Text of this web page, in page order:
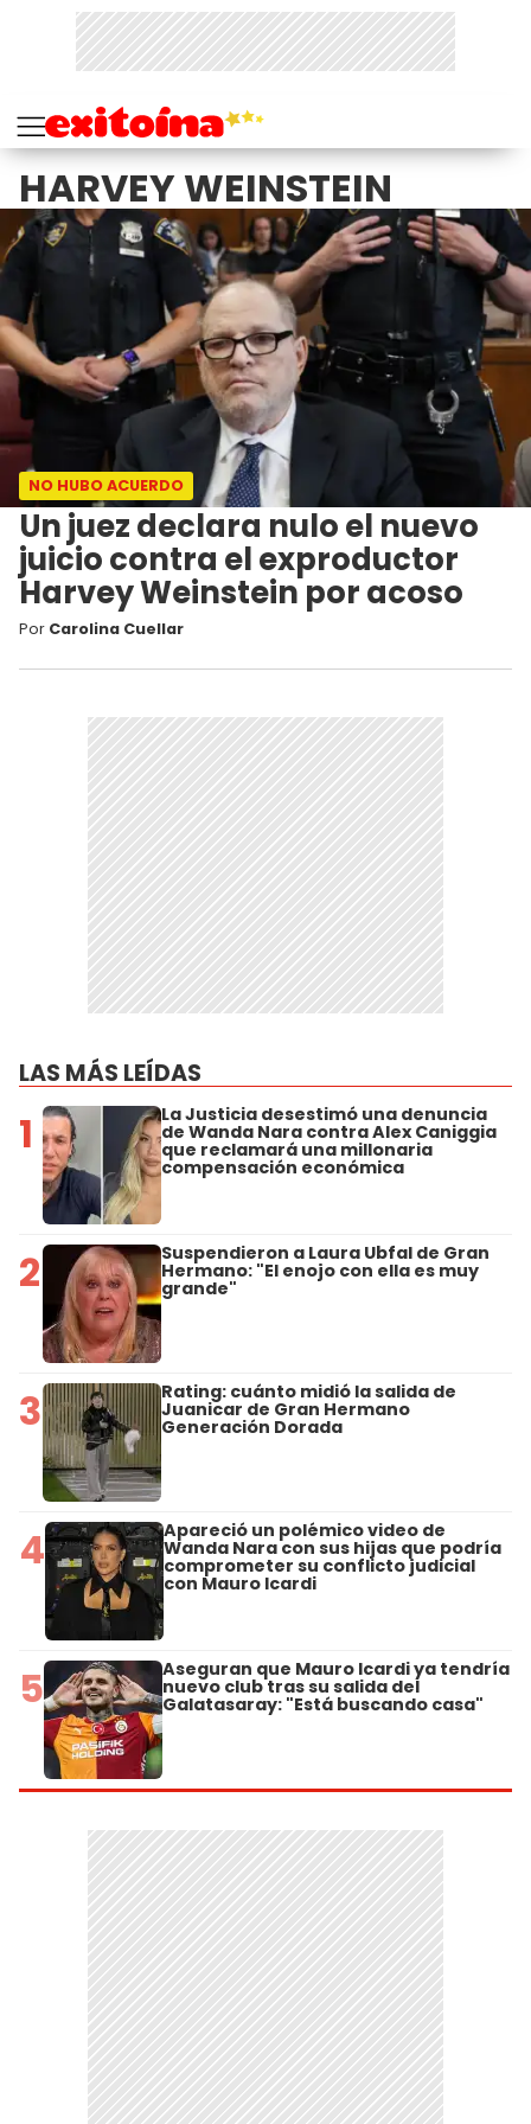
HARVEY WEINSTEIN
NO HUBO ACUERDO
Un juez declara nulo el nuevo
juicio contra el exproductor
Harvey Weinstein por acoso
Por Carolina Cuellar
LAS MÁS LEÍDAS
1 La Justicia desestimó una denuncia
de Wanda Nara contra Alex Caniggia
que reclamará una millonaria
compensación económica
2 Suspendieron a Laura Ubfal de Gran
Hermano: "El enojo con ella es muy
grande"
3 Rating: cuánto midió la salida de
Juanicar de Gran Hermano
Generación Dorada
4 Apareció un polémico video de
Wanda Nara con sus hijas que podría
comprometer su conflicto judicial
con Mauro Icardi
5 Aseguran que Mauro Icardi ya tendría
nuevo club tras su salida del
Galatasaray: "Está buscando casa"